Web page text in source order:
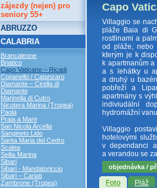
Capo
Villaggio se
pláže Baia di
rostlinami a
od pláže, nebo
kterým je k
k apartmanům
a s lehátky u
a druhý u
pobřeží a
apartmány s
indiviudální
hydromážní
Villaggio
hotelovými
v dependanci
a verandou se
objednávka /
Foto Pláž
zájezdy (nejen) pro
seniory 55+
ABRUZZO
CALABRIA
Brancaleone
Briatico
Capo Vaticano – Ricadi
Copanello / Catanzaro
Diamante – Cirella di
Diamante
Marinella di Cutro
Nicotera Marina (Tropea)
Paola
Praia a Mare
San Nicola Arcella
Sangineto Lido
Santa Maria del Cedro
Scalea
Sellia Marina
Sibari
Sibari - Mandatoriccio
Sibari – Cariati
Zambrone (Tropea)